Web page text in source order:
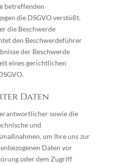
betreffenden
die DSGVO verstößt.
die Beschwerde
den Beschwerdeführer
der Beschwerde
eines gerichtlichen
Daten
sowie die
und
um Ihre uns zur
Daten vor
oder dem Zugriff